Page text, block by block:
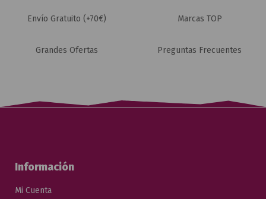
Envío Gratuito (+70€) Marcas TOP
Grandes Ofertas Preguntas Frecuentes
Información
Mi Cuenta